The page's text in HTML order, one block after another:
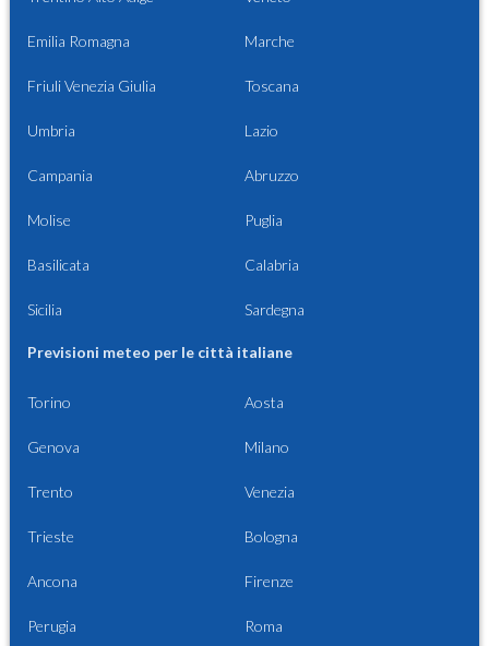
Emilia Romagna Marche
Friuli Venezia Giulia Toscana
Umbria Lazio
Campania Abruzzo
Molise Puglia
Basilicata Calabria
Sicilia Sardegna
Previsioni meteo per le città italiane
Torino Aosta
Genova Milano
Trento Venezia
Trieste Bologna
Ancona Firenze
Perugia Roma